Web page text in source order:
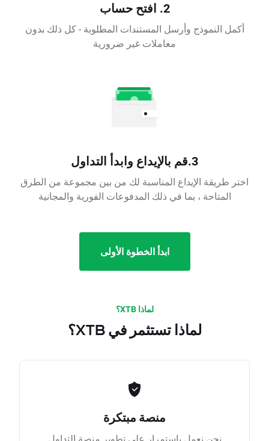
2. افتح حساب
أكمل النموذج وأرسل المستندات المطلوبة - كل ذلك بدون
معاملات غير ضرورية
3.قم بالإيداع وابدأ التداول
اختر طريقة الإيداع المناسبة لك من بين مجموعة من الطرق
المتاحة ، بما في ذلك المدفوعات الفورية والمجانية
ابدأ الخطوة الأولى
لماذا XTB؟
لماذا تستثمر في XTB؟
منصة مبتكرة